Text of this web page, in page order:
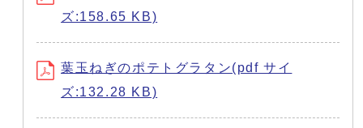
ズ:158.65 KB)
葉玉ねぎのポテトグラタン(pdf サイ
ズ:132.28 KB)